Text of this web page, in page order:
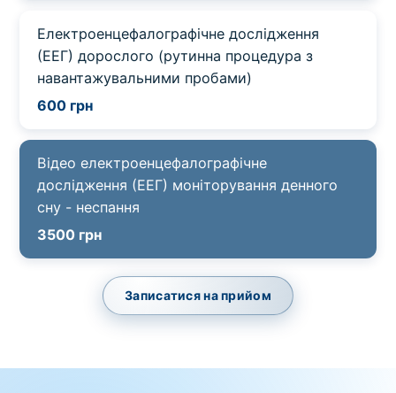
Електроенцефалографічне дослідження
(ЕЕГ) дорослого (рутинна процедура з
навантажувальними пробами)
600 грн
Відео електроенцефалографічне
дослідження (ЕЕГ) моніторування денного
сну - неспання
3500 грн
Записатися на прийом